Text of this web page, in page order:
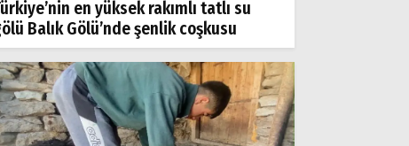
en yüksek rakımlı tatlı su
Balık Gölü’nde şenlik coşkusu